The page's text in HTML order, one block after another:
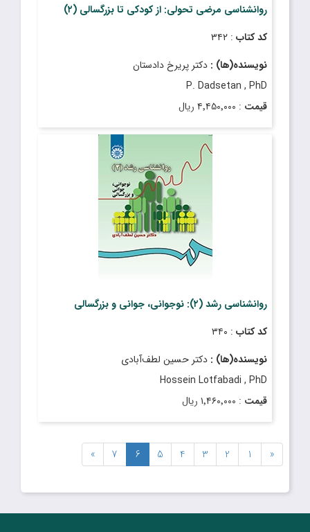
روانشناسی مرضی تحولی: از کودکی تا بزرگسالی (۲)
کد کتاب : ۳۴۲
نویسنده(ها) : دکتر پریرخ دادستان
P. Dadsetan , PhD
قیمت : ۴٬۴۵۰٬۰۰۰ ریال
: آذر ۱۴۰۲
روانشناسی رشد (۲): نوجوانی، جوانی و بزرگسالی
کد کتاب : ۳۴۰
نویسنده(ها) : دکتر حسین لطف‌آبادى
Hossein Lotfabadi , PhD
قیمت : ۱٬۴۶۰٬۰۰۰ ریال
«
1
2
3
4
5
6
7
»